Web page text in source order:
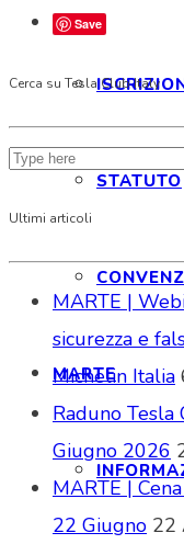
STATUTO
MARTE
Save
Cerca su Tesla Club Italy
Ultimi articoli
MARTE |
sicurezza e
Michelin Italia
Raduno Tesla
Giugno 2026
MARTE |
22 Giugno 22